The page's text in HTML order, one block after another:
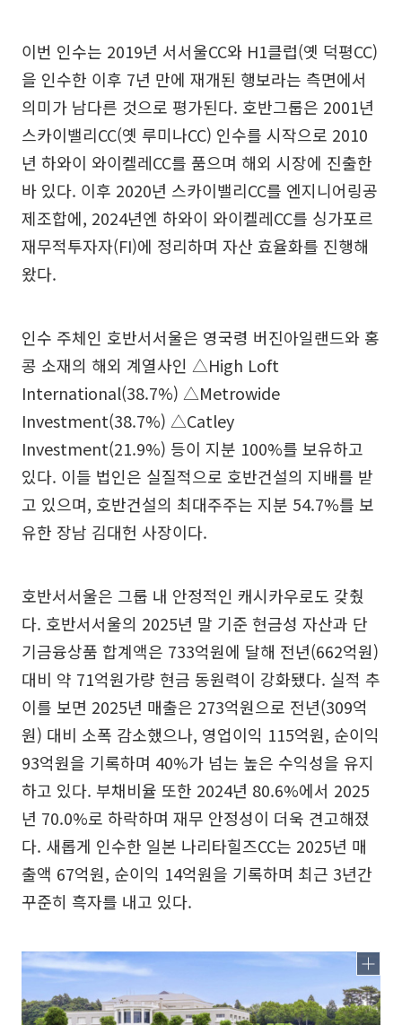
이번 인수는 2019년 서서울CC와 H1클럽(옛 덕평CC)
을 인수한 이후 7년 만에 재개된 행보라는 측면에서
의미가 남다른 것으로 평가된다. 호반그룹은 2001년
스카이밸리CC(옛 루미나CC) 인수를 시작으로 2010
년 하와이 와이켈레CC를 품으며 해외 시장에 진출한
바 있다. 이후 2020년 스카이밸리CC를 엔지니어링공
제조합에, 2024년엔 하와이 와이켈레CC를 싱가포르
재무적투자자(FI)에 정리하며 자산 효율화를 진행해
왔다.
인수 주체인 호반서서울은 영국령 버진아일랜드와 홍
콩 소재의 해외 계열사인 △High Loft
International(38.7%) △Metrowide
Investment(38.7%) △Catley
Investment(21.9%) 등이 지분 100%를 보유하고
있다. 이들 법인은 실질적으로 호반건설의 지배를 받
고 있으며, 호반건설의 최대주주는 지분 54.7%를 보
유한 장남 김대헌 사장이다.
호반서서울은 그룹 내 안정적인 캐시카우로도 갖췄
다. 호반서서울의 2025년 말 기준 현금성 자산과 단
기금융상품 합계액은 733억원에 달해 전년(662억원)
대비 약 71억원가량 현금 동원력이 강화됐다. 실적 추
이를 보면 2025년 매출은 273억원으로 전년(309억
원) 대비 소폭 감소했으나, 영업이익 115억원, 순이익
93억원을 기록하며 40%가 넘는 높은 수익성을 유지
하고 있다. 부채비율 또한 2024년 80.6%에서 2025
년 70.0%로 하락하며 재무 안정성이 더욱 견고해졌
다. 새롭게 인수한 일본 나리타힐즈CC는 2025년 매
출액 67억원, 순이익 14억원을 기록하며 최근 3년간
꾸준히 흑자를 내고 있다.